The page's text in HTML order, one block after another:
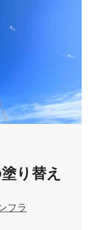
り替え
フラ